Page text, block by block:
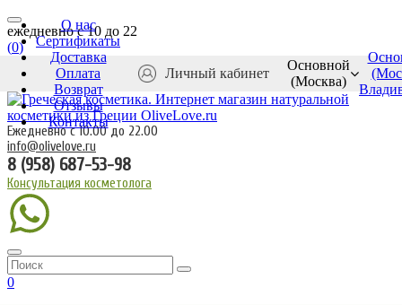
ежедневно c 10 до 22
(0)
О нас
Сертификаты
Доставка
Оплата
Возврат
Отзывы
Контакты
Личный кабинет
Основной
(Москва)
Ежедневно с 10.00 до 22.00
info@olivelove.ru
8 (958) 687-53-98
Консультация косметолога
0